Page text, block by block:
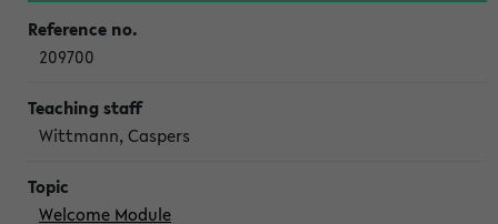
209700
Wittmann, Caspers
Welcome Module